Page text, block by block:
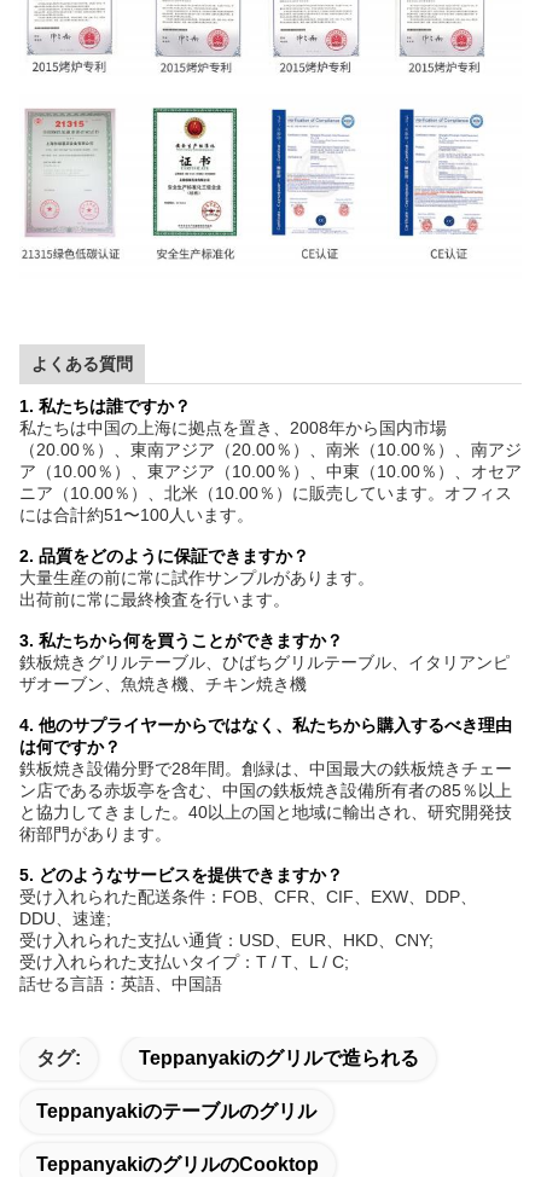
よくある質問
1. 私たちは誰ですか？
私たちは中国の上海に拠点を置き、2008年から国内市場
（20.00％）、東南アジア（20.00％）、南米（10.00％）、南アジ
ア（10.00％）、東アジア（10.00％）、中東（10.00％）、オセア
ニア（10.00％）、北米（10.00％）に販売しています。オフィス
には合計約51〜100人います。
2. 品質をどのように保証できますか？
大量生産の前に常に試作サンプルがあります。
出荷前に常に最終検査を行います。
3. 私たちから何を買うことができますか？
鉄板焼きグリルテーブル、ひばちグリルテーブル、イタリアンピ
ザオーブン、魚焼き機、チキン焼き機
4. 他のサプライヤーからではなく、私たちから購入するべき理由
は何ですか？
鉄板焼き設備分野で28年間。創緑は、中国最大の鉄板焼きチェー
ン店である赤坂亭を含む、中国の鉄板焼き設備所有者の85％以上
と協力してきました。40以上の国と地域に輸出され、研究開発技
術部門があります。
5. どのようなサービスを提供できますか？
受け入れられた配送条件：FOB、CFR、CIF、EXW、DDP、
DDU、速達;
受け入れられた支払い通貨：USD、EUR、HKD、CNY;
受け入れられた支払いタイプ：T / T、L / C;
話せる言語：英語、中国語
タグ: Teppanyakiのグリルで造られる
Teppanyakiのテーブルのグリル
Teppanyakiのグリルのcooktop